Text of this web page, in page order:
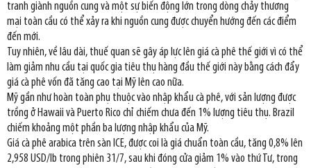
tranh giành nguồn cung và một sự biến động lớn trong dòng chảy thương
mại toàn cầu có thể xảy ra khi nguồn cung được chuyển hướng đến các điểm
đến mới.
Tuy nhiên, về lâu dài, thuế quan sẽ gây áp lực lên giá cà phê thế giới vì có thể
làm giảm nhu cầu tại quốc gia tiêu thụ hàng đầu thế giới này bằng cách đẩy
giá cà phê vốn đã tăng cao tại Mỹ lên cao nữa.
Mỹ gần như hoàn toàn phụ thuộc vào nhập khẩu cà phê, với sản lượng được
trồng ở Hawaii và Puerto Rico chỉ chiếm chưa đến 1% lượng tiêu thụ. Brazil
chiếm khoảng một phần ba lượng nhập khẩu của Mỹ.
Giá cà phê arabica trên sàn ICE, được coi là giá chuẩn toàn cầu, tăng 0,8% lên
2,958 USD/lb trong phiên 31/7, sau khi đóng cửa giảm 1% vào thứ Tư, trong